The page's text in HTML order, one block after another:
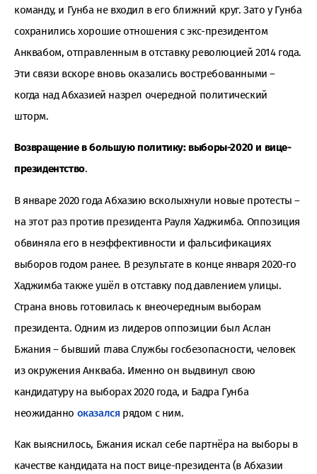
команду, и Гунба не входил в его ближний круг. Зато у Гунба
сохранились хорошие отношения с экс-президентом
Анквабом, отправленным в отставку революцией 2014 года.
Эти связи вскоре вновь оказались востребованными –
когда над Абхазией назрел очередной политический
шторм.
Возвращение в большую политику: выборы-2020 и вице-
президентство.
В январе 2020 года Абхазию всколыхнули новые протесты –
на этот раз против президента Рауля Хаджимба. Оппозиция
обвиняла его в неэффективности и фальсификациях
выборов годом ранее. В результате в конце января 2020-го
Хаджимба также ушёл в отставку под давлением улицы.
Страна вновь готовилась к внеочередным выборам
президента. Одним из лидеров оппозиции был Аслан
Бжания – бывший глава Службы госбезопасности, человек
из окружения Анкваба. Именно он выдвинул свою
кандидатуру на выборах 2020 года, и Бадра Гунба
неожиданно оказалсярядом с ним.
Как выяснилось, Бжания искал себе партнёра на выборы в
качестве кандидата на пост вице-президента (в Абхазии